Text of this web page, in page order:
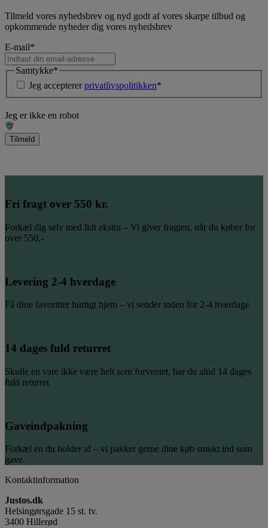
Tilmeld vores nyhedsbrev og nyd godt af vores skarpe tilbud og
opkommende nyheder dig vores nyhedsbrev
E-mail*
Samtykke*
Jeg accepterer privatlivspolitikken*
Jeg er ikke en robot
Fri fragt over 550 kr.
Forkæl dig selv med lidt ekstra – Vi giver fragten, når du køber for
over 550,-
Levering 2-4 hverdage
Få dine favoritter hurtigt hjem – vi sender inden for 2-4 hverdage
14 dages fuld returret
Skulle en vare ikke være helt som forventet, har du altid 14 dages
fuld returret
Gaveindpakning
Forkæl en du holder af – vi pakker gerne dine køb smukt ind som
gave.
Kontaktinformation
Justos.dk
Helsingørsgade 15 st. tv.
3400 Hillerød